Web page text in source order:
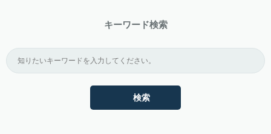
キーワード検索
検索